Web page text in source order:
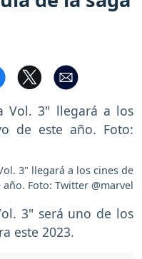
3" llegará a los cines de
Foto: Twitter @marvel
3" será uno de los
este 2023.